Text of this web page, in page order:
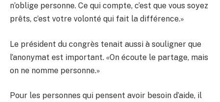
n’oblige personne. Ce qui compte, c’est que vous soyez
prêts, c’est votre volonté qui fait la différence.»
Le président du congrès tenait aussi à souligner que
l’anonymat est important. «On écoute le partage, mais
on ne nomme personne.»
Pour les personnes qui pensent avoir besoin d’aide, il